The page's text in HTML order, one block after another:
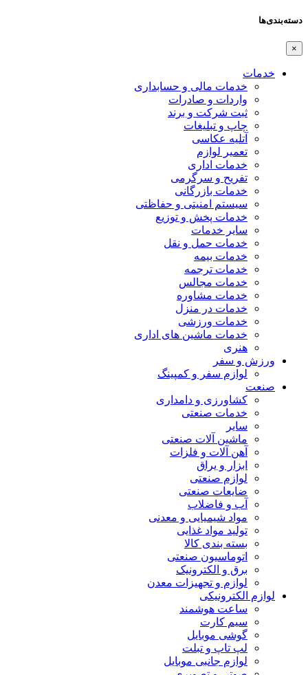
دسته‌بندی‌ها
×
خدمات
خدمات مالی و حسابداری
واردات و صادرات
ثبت شرکت و برند
چاپ و تبلیغات
آتلیه عکاسی
تعمیر لوازم
خدمات اداری
تفریح و سرگرمی
خدمات بازرگانی
سیستم امنیتی و حفاظتی
خدمات پخش و توزیع
سایر خدمات
خدمات حمل و نقل
خدمات بیمه
خدمات ترجمه
خدمات مجالس
خدمات مشاوره
خدمات در منزل
خدمات ورزشی
خدمات ماشین های اداری
هنری
ورزش و سفر
لوازم سفر و کمپینگ
صنعت
کشاورزی و دامداری
خدمات صنعتی
سایر
ماشین آلات صنعتی
آهن آلات و فلزات
ابزار و یراق
لوازم صنعتی
ضایعات صنعتی
آب و فاضلاب
مواد شیمیایی و معدنی
تولید مواد غذایی
بسته بندی کالا
اتوماسیون صنعتی
برق و الکترونیک
لوازم و تجهیزات معدن
لوازم الکترونیکی
ساعت هوشمند
سیم کارت
گوشی موبایل
لپ تاپ و تبلت
لوازم جانبی موبایل